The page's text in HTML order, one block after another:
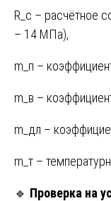
R_c – расчётное
– 14 МПа),
m_п –
m_в –
m_дл –
m_т –
🔹 Проверка на